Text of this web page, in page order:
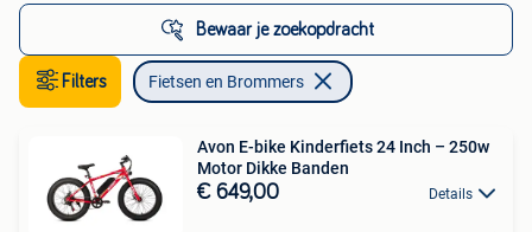
Bewaar je zoekopdracht
Filters Fietsen en Brommers
Avon E-bike Kinderfiets 24 Inch – 250w
Motor Dikke Banden
€ 649,00 Details